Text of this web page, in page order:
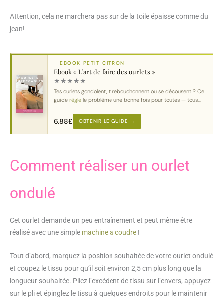
Attention, cela ne marchera pas sur de la toile épaisse comme du
jean!
EBOOK PETIT CITRON
Ebook « L’art de faire des ourlets »
★★★★★
Tes ourlets gondolent, tirebouchonnent ou se décousent ? Ce
guide règle le problème une bonne fois pour toutes — tous
6.88£ OBTENIR LE GUIDE →
Comment réaliser un ourlet
ondulé
Cet ourlet demande un peu entraînement et peut même être
réalisé avec une simple machine à coudre !
Tout d’abord, marquez la position souhaitée de votre ourlet ondulé
et coupez le tissu pour qu’il soit environ 2,5 cm plus long que la
longueur souhaitée. Pliez l’excédent de tissu sur l’envers, appuyez
sur le pli et épinglez le tissu à quelques endroits pour le maintenir